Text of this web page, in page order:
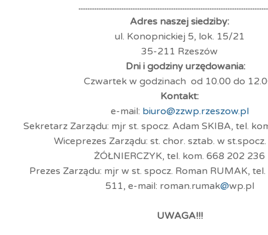
Adres naszej siedziby:
ul. Konopnickiej 5, lok. 15/21
35-211 Rzeszów
Dni i godziny urzędowania:
Czwartek w godzinach od 10.00 do
Kontakt:
e-mail: biuro@zzwp.rzeszow.pl
Sekretarz Zarządu: mjr st. spocz. Adam SKIBA, tel.
Wiceprezes Zarządu: st. chor. sztab. w
ŻÓŁNIERCZYK, tel. kom. 668 202 236
Prezes Zarządu: mjr w st. spocz. Roman RUMAK,
511, e-mail: roman.rumak@wp.pl
UWAGA!!!